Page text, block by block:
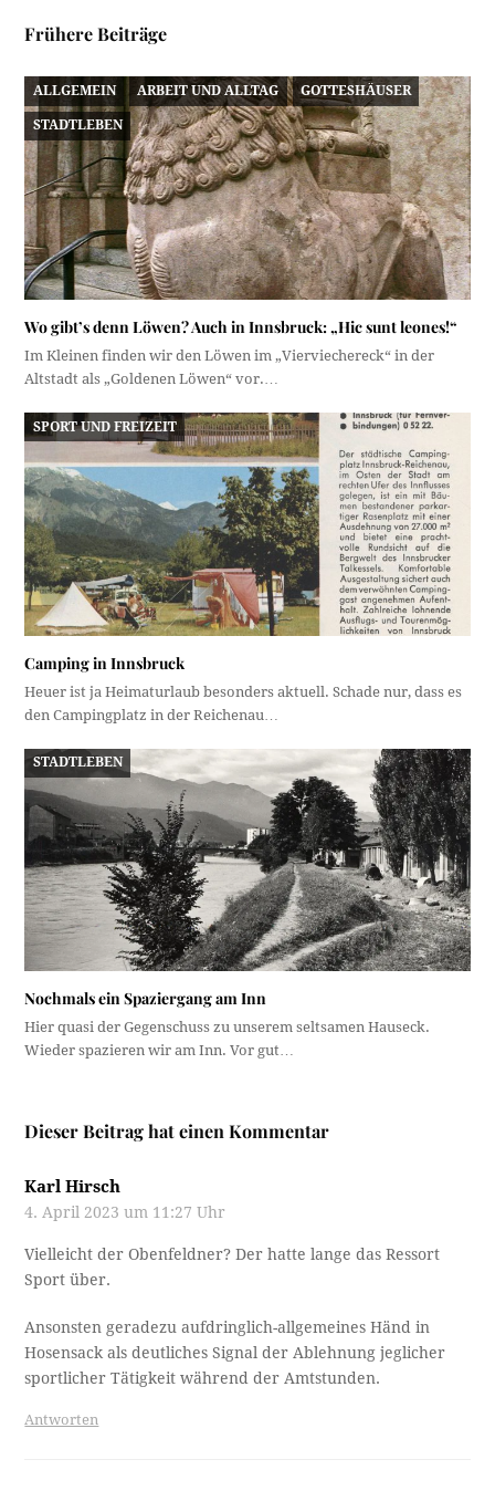
Frühere Beiträge
ALLGEMEIN ARBEIT UND ALLTAG GOTTESHÄUSER
STADTLEBEN
Wo gibt’s denn Löwen? Auch in Innsbruck: „Hic sunt leones!“
Im Kleinen finden wir den Löwen im „Vierviechereck“ in der
Altstadt als „Goldenen Löwen“ vor.…
SPORT UND FREIZEIT
Camping in Innsbruck
Heuer ist ja Heimaturlaub besonders aktuell. Schade nur, dass es
den Campingplatz in der Reichenau…
STADTLEBEN
Nochmals ein Spaziergang am Inn
Hier quasi der Gegenschuss zu unserem seltsamen Hauseck.
Wieder spazieren wir am Inn. Vor gut…
Dieser Beitrag hat einen Kommentar
Karl Hirsch
4. April 2023 um 11:27 Uhr
Vielleicht der Obenfeldner? Der hatte lange das Ressort
Sport über.
Ansonsten geradezu aufdringlich-allgemeines Händ in
Hosensack als deutliches Signal der Ablehnung jeglicher
sportlicher Tätigkeit während der Amtstunden.
Antworten